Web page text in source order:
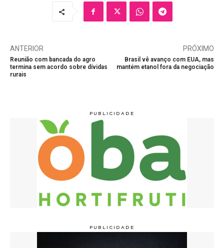
ANTERIOR
Reunião com bancada do agro
termina sem acordo sobre dívidas
rurais
PRÓXIMO
Brasil vê avanço com EUA, mas
mantém etanol fora da negociação